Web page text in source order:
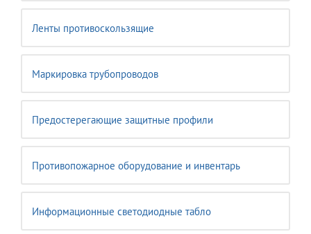
Ленты противоскользящие
Маркировка трубопроводов
Предостерегающие защитные профили
Противопожарное оборудование и инвентарь
Информационные светодиодные табло